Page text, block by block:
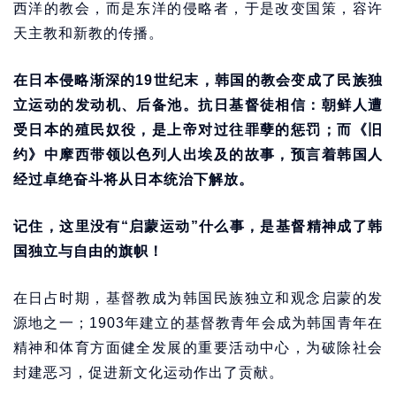
西洋的教会，而是东洋的侵略者，于是改变国策，容许
天主教和新教的传播。
在日本侵略渐深的19世纪末，韩国的教会变成了民族独
立运动的发动机、后备池。抗日基督徒相信：朝鲜人遭
受日本的殖民奴役，是上帝对过往罪孽的惩罚；而《旧
约》中摩西带领以色列人出埃及的故事，预言着韩国人
经过卓绝奋斗将从日本统治下解放。
记住，这里没有“启蒙运动”什么事，是基督精神成了韩
国独立与自由的旗帜！
在日占时期，基督教成为韩国民族独立和观念启蒙的发
源地之一；1903年建立的基督教青年会成为韩国青年在
精神和体育方面健全发展的重要活动中心，为破除社会
封建恶习，促进新文化运动作出了贡献。